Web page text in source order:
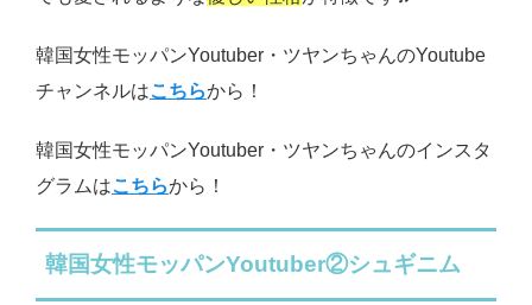
韓国女性モッパンYoutuber・ツヤンちゃんのYoutube
チャンネルはこちらから！
韓国女性モッパンYoutuber・ツヤンちゃんのインスタ
グラムはこちらから！
韓国女性モッパンYoutuber②シュギニム